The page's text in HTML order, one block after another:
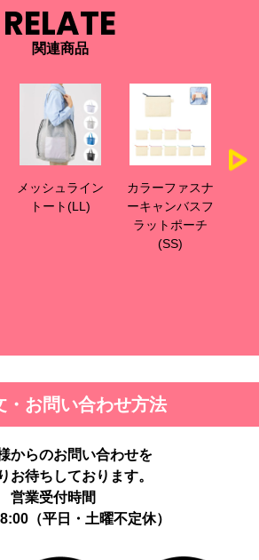
RELATE
関連商品
メッシュライン
トート(LL)
カラーファスナ
ーキャンバスフ
ラットポーチ
(SS)
・お問い合わせ方法
からのお問い合わせを
お待ちしております。
営業受付時間
（平日・土曜不定休）